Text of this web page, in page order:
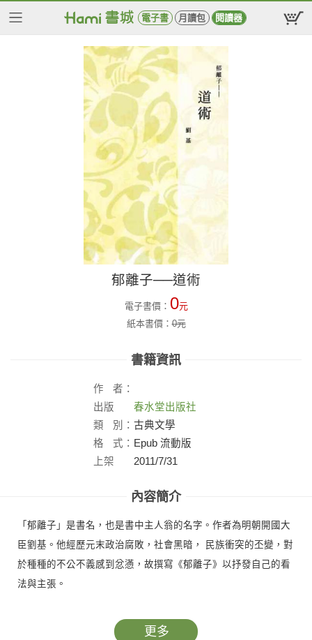
電子書 月讀包 閱讀器
郁離子──道術
電子書價： 0元
紙本書價：0元
書籍資訊
作
者：
出版
社：
春水堂出版社
類
別： 古典文學
格
式： Epub 流動版
上架
2011/7/31
內容簡介
「郁離子」是書名，也是書中主人翁的名字。作者為明朝開國大
臣劉基。他經歷元末政治腐敗，社會黑暗， 民族衝突的丕變，對
於種種的不公不義感到忿懣，故撰寫《郁離子》以抒發自己的看
法與主張。
更多